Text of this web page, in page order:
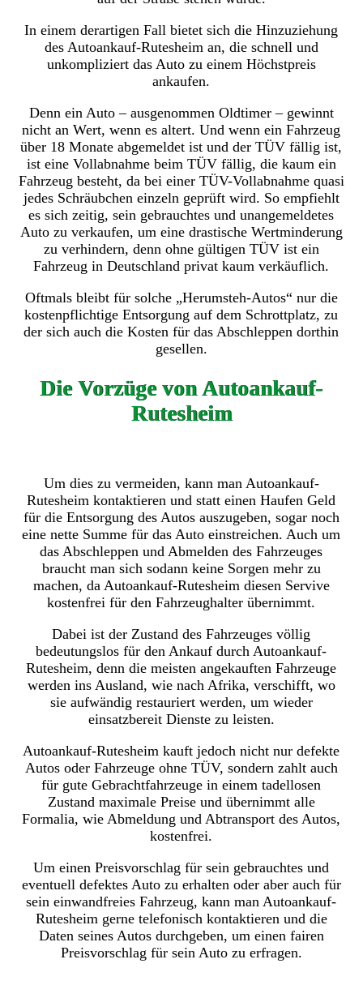
In einem derartigen Fall bietet sich die Hinzuziehung
des Autoankauf-Rutesheim an, die schnell und
unkompliziert das Auto zu einem Höchstpreis
ankaufen.
Denn ein Auto – ausgenommen Oldtimer – gewinnt
nicht an Wert, wenn es altert. Und wenn ein Fahrzeug
über 18 Monate abgemeldet ist und der TÜV fällig ist,
ist eine Vollabnahme beim TÜV fällig, die kaum ein
Fahrzeug besteht, da bei einer TÜV-Vollabnahme quasi
jedes Schräubchen einzeln geprüft wird. So empfiehlt
es sich zeitig, sein gebrauchtes und unangemeldetes
Auto zu verkaufen, um eine drastische Wertminderung
zu verhindern, denn ohne gültigen TÜV ist ein
Fahrzeug in Deutschland privat kaum verkäuflich.
Oftmals bleibt für solche „Herumsteh-Autos“ nur die
kostenpflichtige Entsorgung auf dem Schrottplatz, zu
der sich auch die Kosten für das Abschleppen dorthin
gesellen.
Die Vorzüge von Autoankauf-
Rutesheim
Um dies zu vermeiden, kann man Autoankauf-
Rutesheim kontaktieren und statt einen Haufen Geld
für die Entsorgung des Autos auszugeben, sogar noch
eine nette Summe für das Auto einstreichen. Auch um
das Abschleppen und Abmelden des Fahrzeuges
braucht man sich sodann keine Sorgen mehr zu
machen, da Autoankauf-Rutesheim diesen Servive
kostenfrei für den Fahrzeughalter übernimmt.
Dabei ist der Zustand des Fahrzeuges völlig
bedeutungslos für den Ankauf durch Autoankauf-
Rutesheim, denn die meisten angekauften Fahrzeuge
werden ins Ausland, wie nach Afrika, verschifft, wo
sie aufwändig restauriert werden, um wieder
einsatzbereit Dienste zu leisten.
Autoankauf-Rutesheim kauft jedoch nicht nur defekte
Autos oder Fahrzeuge ohne TÜV, sondern zahlt auch
für gute Gebrachtfahrzeuge in einem tadellosen
Zustand maximale Preise und übernimmt alle
Formalia, wie Abmeldung und Abtransport des Autos,
kostenfrei.
Um einen Preisvorschlag für sein gebrauchtes und
eventuell defektes Auto zu erhalten oder aber auch für
sein einwandfreies Fahrzeug, kann man Autoankauf-
Rutesheim gerne telefonisch kontaktieren und die
Daten seines Autos durchgeben, um einen fairen
Preisvorschlag für sein Auto zu erfragen.